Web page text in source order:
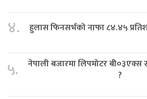
४. हुलास फिनसर्भको नाफा ८४.४५
५.
नेपाली बजारमा लिपमोटर बी०३एक्स
?